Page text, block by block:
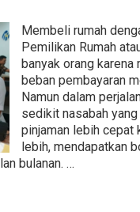
Membeli rumah
Pemilikan Rumah
banyak orang karena
beban pembayaran
Namun dalam
sedikit nasabah
pinjaman lebih cepat
lebih, mendapatkan
bulanan. …